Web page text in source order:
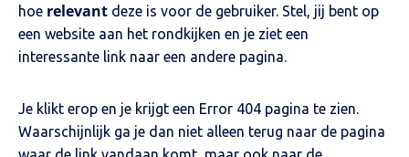
hoe relevant deze is voor de gebruiker. Stel, jij bent op
een website aan het rondkijken en je ziet een
interessante link naar een andere pagina.
Je klikt erop en je krijgt een Error 404 pagina te zien.
Waarschijnlijk ga je dan niet alleen terug naar de pagina